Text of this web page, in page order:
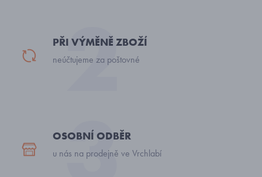
PŘI VÝMĚNĚ ZBOŽÍ
neúčtujeme za poštovné
OSOBNÍ ODBĚR
u nás na prodejně ve Vrchlabí